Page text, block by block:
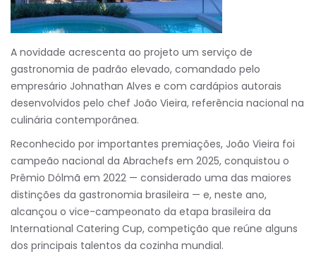
A novidade acrescenta ao projeto um serviço de
gastronomia de padrão elevado, comandado pelo
empresário Johnathan Alves e com cardápios autorais
desenvolvidos pelo chef João Vieira, referência nacional na
culinária contemporânea.
Reconhecido por importantes premiações, João Vieira foi
campeão nacional da Abrachefs em 2025, conquistou o
Prêmio Dólmã em 2022 — considerado uma das maiores
distinções da gastronomia brasileira — e, neste ano,
alcançou o vice-campeonato da etapa brasileira da
International Catering Cup, competição que reúne alguns
dos principais talentos da cozinha mundial.